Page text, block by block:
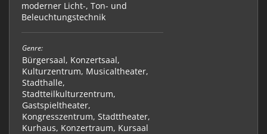
moderner Licht-, Ton- und
Beleuchtungstechnik
Genre:
Bürgersaal, Konzertsaal,
Kulturzentrum, Musicaltheater,
Stadthalle,
Stadtteilkulturzentrum,
Gastspieltheater,
Kongresszentrum, Stadttheater,
Kurhaus, Konzertraum, Kursaal